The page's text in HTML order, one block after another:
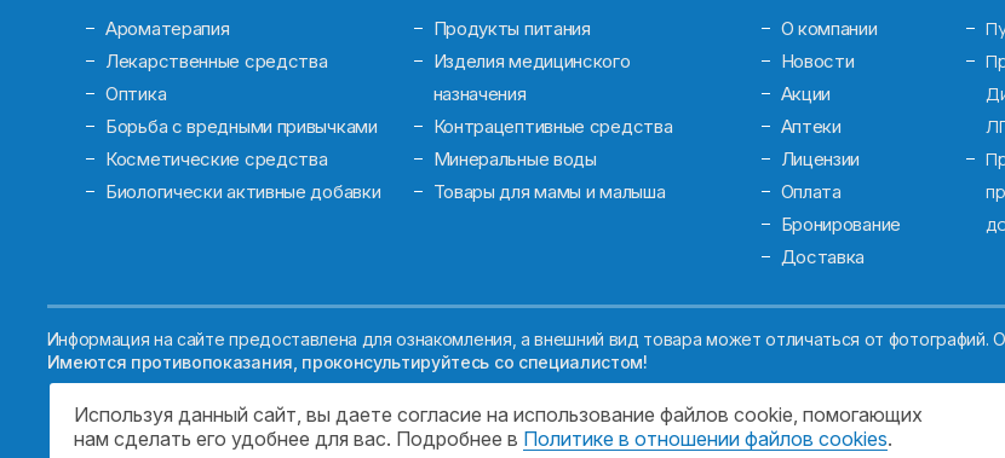
Ароматерапия
Лекарственные средства
Оптика
Борьба с вредными привычками
Косметические средства
Биологически активные добавки
Продукты питания
Изделия медицинского
назначения
Контрацептивные средства
Минеральные воды
Товары для мамы и малыша
О компании
Новости
Акции
Аптеки
Лицензии
Оплата
Бронирование
Доставка
Информация на сайте предоставлена для ознакомления, а внешний вид товара может отличаться от фотографий.
Имеются противопоказания, проконсультируйтесь со специалистом!
© 2026. ГОСУДАРСТВЕННОЕ БЮДЖЕТНОЕ УЧРЕЖДЕНИЕ МОСКОВСКОЙ ОБЛАСТИ
Используя данный сайт, вы даете согласие на использование файлов cookie, помогающих
нам сделать его удобнее для вас. Подробнее в Политике в отношении файлов cookies.